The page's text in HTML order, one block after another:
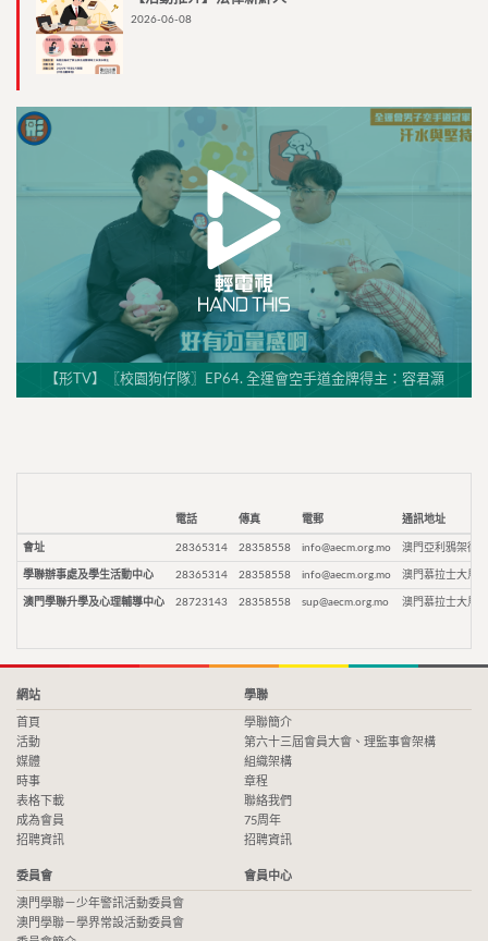
2026-06-08
【形TV】〖校園狗仔隊〗EP64. 全運會空手道金牌得主：容君灝
電話 傳真 電郵 通訊地址
會址 28365314 28358558 info@aecm.org.mo 澳門亞利鴉架街9
學聯辦事處及學生活動中心 28365314 28358558 info@aecm.org.mo 澳門慕拉士大馬
澳門學聯升學及心理輔導中心 28723143 28358558 sup@aecm.org.mo 澳門慕拉士大馬
網站
首頁
活動
媒體
時事
表格下載
成為會員
招聘資訊
學聯
學聯簡介
第六十三屆會員大會、理監事會架構
組織架構
章程
聯絡我們
75周年
招聘資訊
委員會
澳門學聯－少年警訊活動委員會
澳門學聯－學界常設活動委員會
會員中心